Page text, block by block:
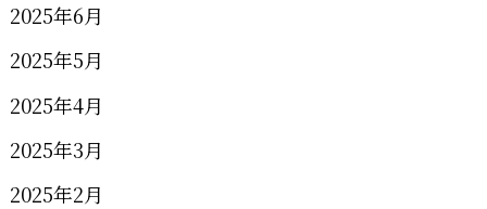
2025年6月
2025年5月
2025年4月
2025年3月
2025年2月